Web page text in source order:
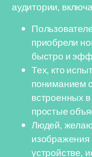
аудитории,
приобрели
быстро и
Тех, кто
пониманием
встроенных
простые
Людей,
изображения
устройстве,